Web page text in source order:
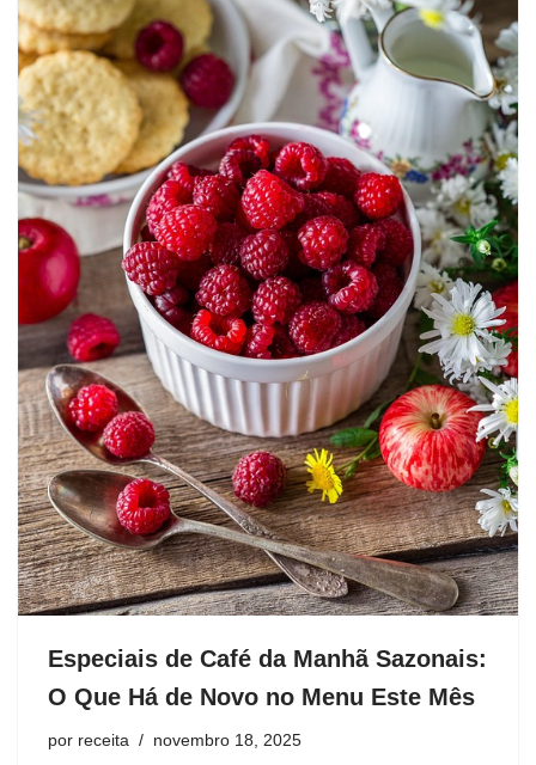
Especiais de Café da Manhã Sazonais:
O Que Há de Novo no Menu Este Mês
por receita novembro 18, 2025